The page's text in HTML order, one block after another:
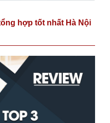
hợp tốt nhất Hà Nội